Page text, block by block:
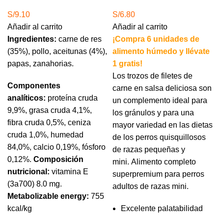
S/9.10
Añadir al carrito
Ingredientes: carne de res
(35%), pollo, aceitunas (4%),
papas, zanahorias.
Componentes
analíticos: proteína cruda
9,9%, grasa cruda 4,1%,
fibra cruda 0,5%, ceniza
cruda 1,0%, humedad
84,0%, calcio 0,19%, fósforo
0,12%. Composición
nutricional: vitamina E
(3a700) 8.0 mg.
Metabolizable energy: 755
kcal/kg
S/6.80
Añadir al carrito
¡Compra 6 unidades de
alimento húmedo y llévate
1 gratis!
Los trozos de filetes de
carne en salsa deliciosa son
un complemento ideal para
los gránulos y para una
mayor variedad en las dietas
de los perros quisquillosos
de razas pequeñas y
mini. Alimento completo
superpremium para perros
adultos de razas mini.
Excelente palatabilidad